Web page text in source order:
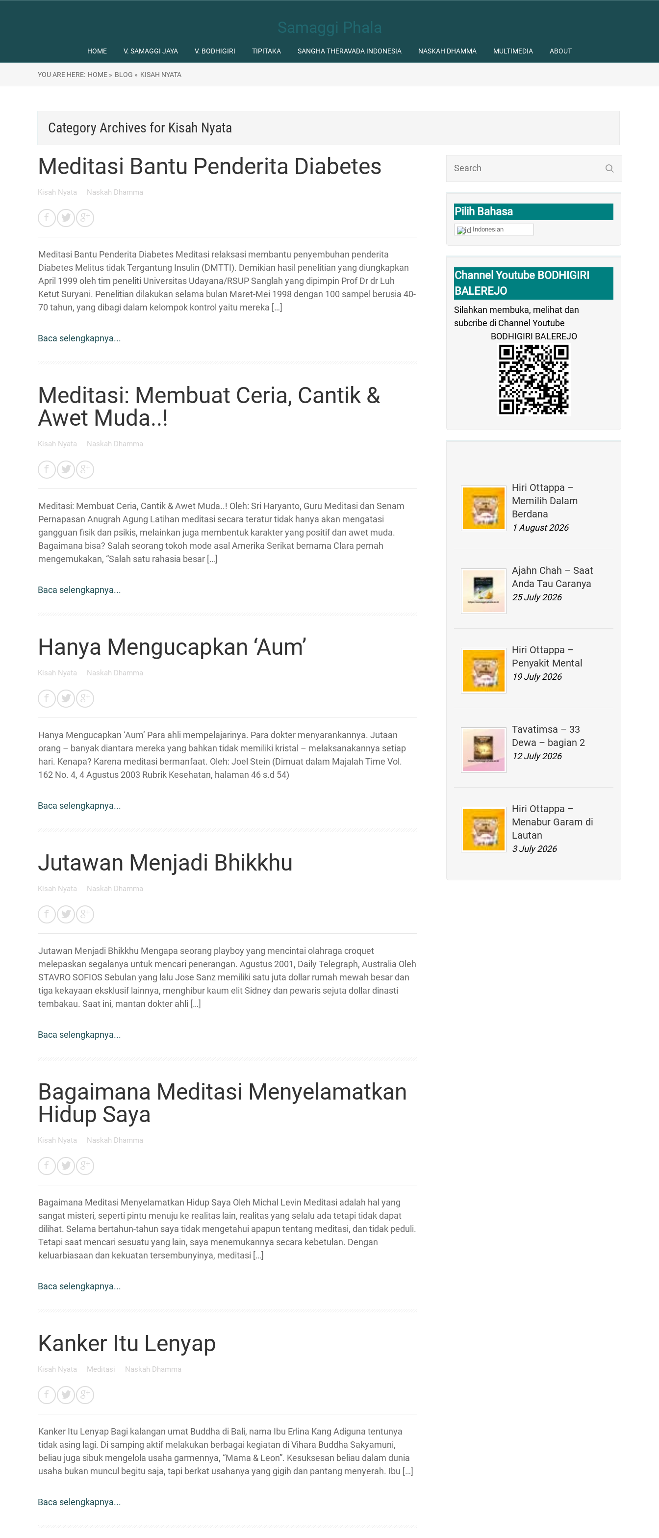
Samaggi Phala
HOME V. SAMAGGI JAYA V. BODHIGIRI TIPITAKA SANGHA THERAVADA INDONESIA NASKAH DHAMMA MULTIMEDIA ABOUT
YOU ARE HERE: HOME » BLOG » KISAH NYATA
Category Archives for Kisah Nyata
Meditasi Bantu Penderita Diabetes
Kisah Nyata Naskah Dhamma
Meditasi Bantu Penderita Diabetes Meditasi relaksasi membantu penyembuhan penderita
Diabetes Melitus tidak Tergantung Insulin (DMTTI). Demikian hasil penelitian yang diungkapkan
April 1999 oleh tim peneliti Universitas Udayana/RSUP Sanglah yang dipimpin Prof Dr dr Luh
Ketut Suryani. Penelitian dilakukan selama bulan Maret-Mei 1998 dengan 100 sampel berusia 40-
70 tahun, yang dibagi dalam kelompok kontrol yaitu mereka […]
Baca selengkapnya...
Meditasi: Membuat Ceria, Cantik &
Awet Muda..!
Kisah Nyata Naskah Dhamma
Meditasi: Membuat Ceria, Cantik & Awet Muda..! Oleh: Sri Haryanto, Guru Meditasi dan Senam
Pernapasan Anugrah Agung Latihan meditasi secara teratur tidak hanya akan mengatasi
gangguan fisik dan psikis, melainkan juga membentuk karakter yang positif dan awet muda.
Bagaimana bisa? Salah seorang tokoh mode asal Amerika Serikat bernama Clara pernah
mengemukakan, “Salah satu rahasia besar […]
Baca selengkapnya...
Hanya Mengucapkan ‘Aum’
Kisah Nyata Naskah Dhamma
Hanya Mengucapkan ‘Aum’ Para ahli mempelajarinya. Para dokter menyarankannya. Jutaan
orang – banyak diantara mereka yang bahkan tidak memiliki kristal – melaksanakannya setiap
hari. Kenapa? Karena meditasi bermanfaat. Oleh: Joel Stein (Dimuat dalam Majalah Time Vol.
162 No. 4, 4 Agustus 2003 Rubrik Kesehatan, halaman 46 s.d 54)
Baca selengkapnya...
Jutawan Menjadi Bhikkhu
Kisah Nyata Naskah Dhamma
Jutawan Menjadi Bhikkhu Mengapa seorang playboy yang mencintai olahraga croquet
melepaskan segalanya untuk mencari penerangan. Agustus 2001, Daily Telegraph, Australia Oleh
STAVRO SOFIOS Sebulan yang lalu Jose Sanz memiliki satu juta dollar rumah mewah besar dan
tiga kekayaan eksklusif lainnya, menghibur kaum elit Sidney dan pewaris sejuta dollar dinasti
tembakau. Saat ini, mantan dokter ahli […]
Baca selengkapnya...
Bagaimana Meditasi Menyelamatkan
Hidup Saya
Kisah Nyata Naskah Dhamma
Bagaimana Meditasi Menyelamatkan Hidup Saya Oleh Michal Levin Meditasi adalah hal yang
sangat misteri, seperti pintu menuju ke realitas lain, realitas yang selalu ada tetapi tidak dapat
dilihat. Selama bertahun-tahun saya tidak mengetahui apapun tentang meditasi, dan tidak peduli.
Tetapi saat mencari sesuatu yang lain, saya menemukannya secara kebetulan. Dengan
keluarbiasaan dan kekuatan tersembunyinya, meditasi […]
Baca selengkapnya...
Kanker Itu Lenyap
Kisah Nyata Meditasi Naskah Dhamma
Kanker Itu Lenyap Bagi kalangan umat Buddha di Bali, nama Ibu Erlina Kang Adiguna tentunya
tidak asing lagi. Di samping aktif melakukan berbagai kegiatan di Vihara Buddha Sakyamuni,
beliau juga sibuk mengelola usaha garmennya, “Mama & Leon”. Kesuksesan beliau dalam dunia
usaha bukan muncul begitu saja, tapi berkat usahanya yang gigih dan pantang menyerah. Ibu […]
Baca selengkapnya...
Pilih Bahasa
Indonesian
Channel Youtube BODHIGIRI
BALEREJO
Silahkan membuka, melihat dan
subcribe di Channel Youtube
BODHIGIRI BALEREJO
Hiri Ottappa –
Memilih Dalam
Berdana
1 August 2026
Ajahn Chah – Saat
Anda Tau Caranya
25 July 2026
Hiri Ottappa –
Penyakit Mental
19 July 2026
Tavatimsa – 33
Dewa – bagian 2
12 July 2026
Hiri Ottappa –
Menabur Garam di
Lautan
3 July 2026